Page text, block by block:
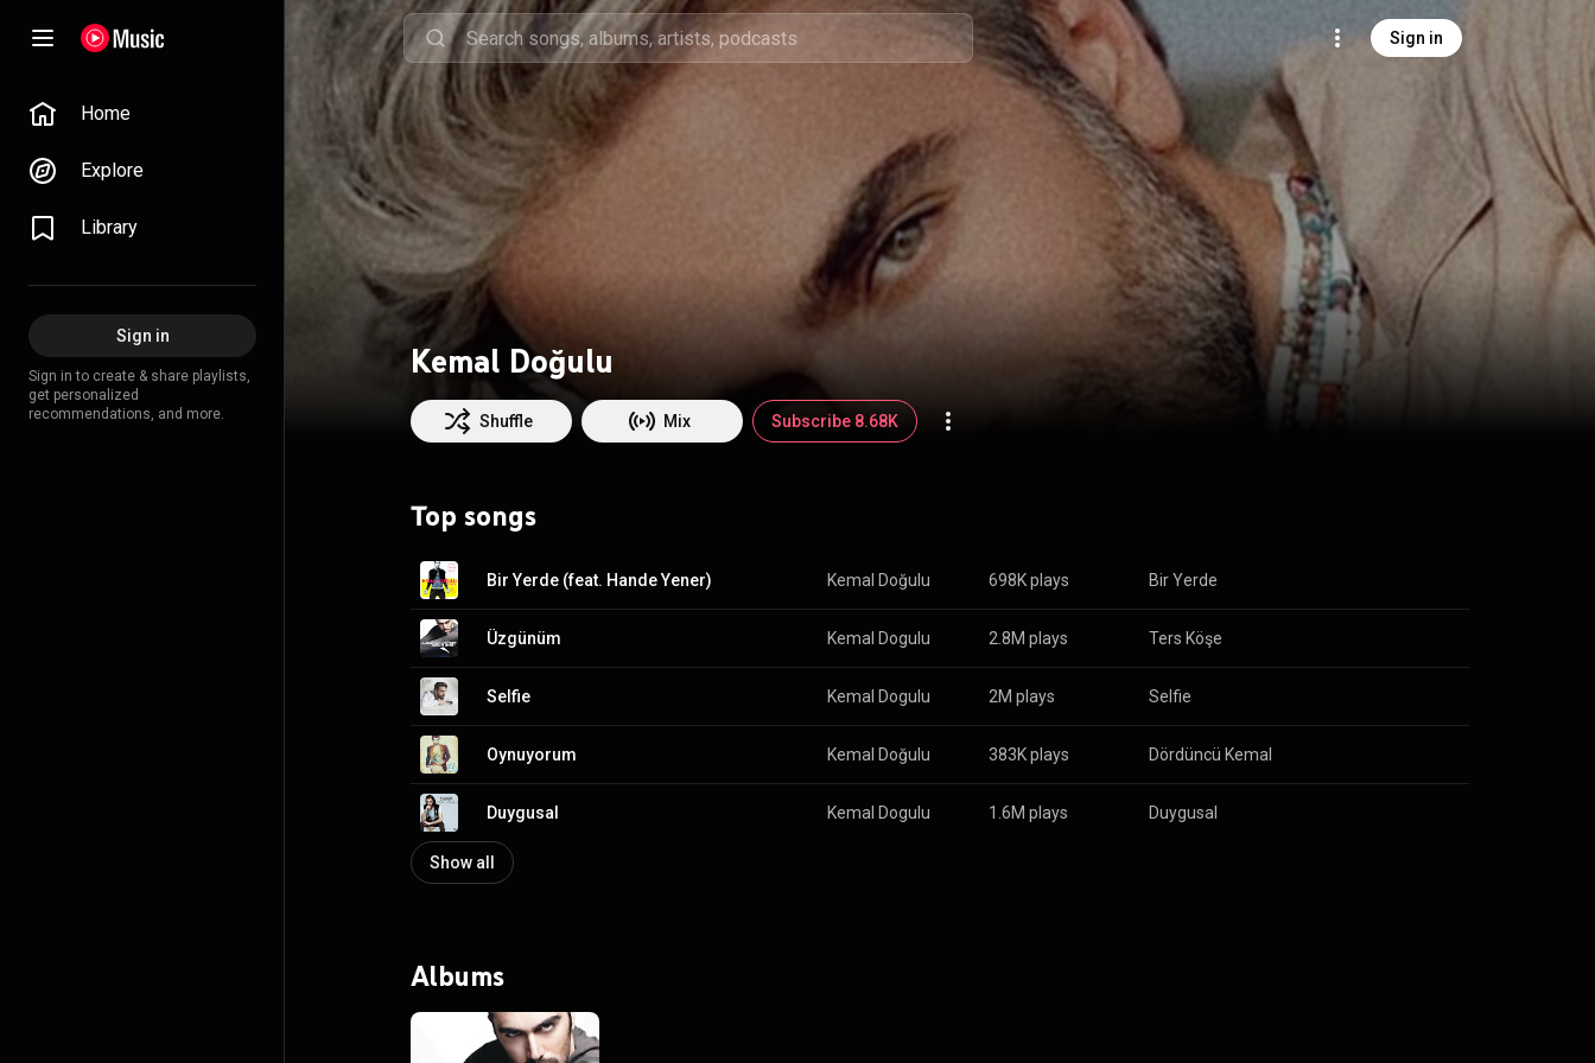
Sign in
Home
Explore
Library
Sign in
Sign in to create & share playlists,
get personalized
recommendations, and more.
Kemal Doğulu
Shuffle Mix Subscribe 8.68K
Top songs
Bir Yerde (feat. Hande Yener) Kemal Doğulu 698K plays Bir Yerde
Üzgünüm Kemal Dogulu 2.8M plays Ters Köşe
Selfie Kemal Dogulu 2M plays Selfie
Oynuyorum Kemal Doğulu 383K plays Dördüncü Kemal
Duygusal Kemal Dogulu 1.6M plays Duygusal
Show all
Albums